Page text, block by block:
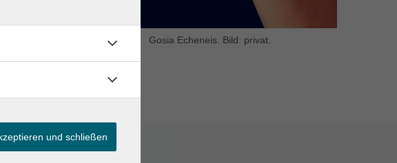
Gosia Echeneis. Bild: privat.
und schließen